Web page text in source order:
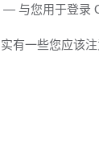
— 与您用于登录
有一些您应该